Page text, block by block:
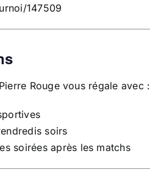
147509
Rouge vous régale avec :
soirs
soirées après les matchs